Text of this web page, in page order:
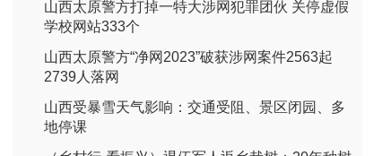
山西太原警方打掉一特大涉网犯罪团伙 关停虚假
学校网站333个
山西太原警方“净网2023”破获涉网案件2563起
2739人落网
山西受暴雪天气影响：交通受阻、景区闭园、多
地停课